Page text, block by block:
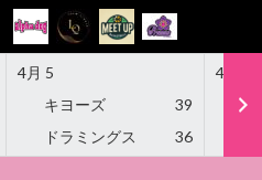
4月 5
キヨーズ
39
ドラミングス
36
4月 5